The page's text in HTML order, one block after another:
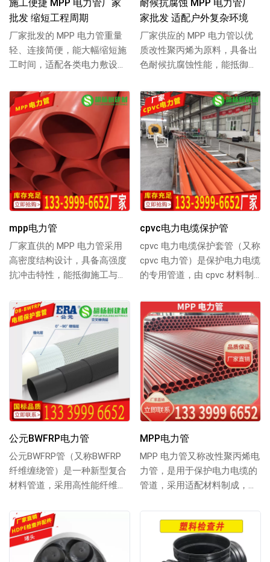
施工便捷 MPP 电力管厂家
批发 缩短工程周期
厂家批发的 MPP 电力管重量
轻、连接简便，能大幅缩短施
工时间，适配各类电力敷设场
系 1333...
耐候抗腐蚀 MPP 电力管厂
家批发 适配户外复杂环境
厂家供应的 MPP 电力管以优
质改性聚丙烯为原料，具备出
色耐候抗腐蚀性能，能抵御高
配户外复杂敷...
mpp电力管
厂家直供的 MPP 电力管采用
高密度结构设计，具备高强度
抗冲击特性，能抵御施工与使
全，支持批发...
cpvc电力电缆保护管
cpvc 电力电缆保护套管（又称
cpvc 电力管）是保护电力电缆
的专用管道，由 cpvc 材料制
公元BWFRP电力管
公元BWFRP管（又称BWFRP
纤维缠绕管）是一种新型复合
材料管道，采用高性能纤维与
强度、耐腐...
MPP电力管
MPP 电力管又称改性聚丙烯电
力管，是用于保护电力电缆的
管道，采用适配材料制成，具
滑便于线缆穿...